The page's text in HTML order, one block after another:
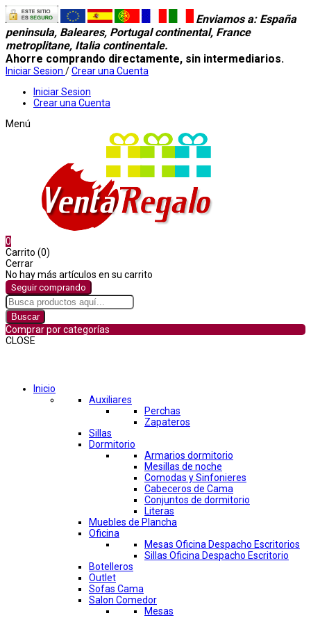
Enviamos a: España
peninsula, Baleares, Portugal continental, France
metroplitane, Italia continentale.
Ahorre comprando directamente, sin intermediarios.
Iniciar Sesion /Crear una Cuenta
Iniciar Sesion
Crear una Cuenta
Menú
0
Carrito (0)
Cerrar
No hay más artículos en su carrito
Seguir comprando
Buscar
Comprar por categorías
CLOSE
Inicio
Auxiliares
Perchas
Zapateros
Sillas
Dormitorio
Armarios dormitorio
Mesillas de noche
Comodas y Sinfonieres
Cabeceros de Cama
Conjuntos de dormitorio
Literas
Muebles de Plancha
Oficina
Mesas Oficina Despacho Escritorios
Sillas Oficina Despacho Escritorio
Botelleros
Outlet
Sofas Cama
Salon Comedor
Mesas